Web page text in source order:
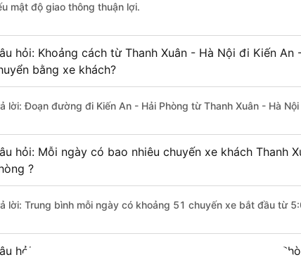
mật độ giao thông thuận lợi.
hỏi: Khoảng cách từ Thanh Xuân - Hà Nội đi Kiến
bằng xe khách?
lời: Đoạn đường đi Kiến An - Hải Phòng từ Thanh Xuân - Hà
hỏi: Mỗi ngày có bao nhiêu chuyến xe khách Thanh
?
lời: Trung bình mỗi ngày có khoảng 51 chuyến xe bắt đầu từ
hỏi: Nhà xe đi Thanh Xuân - Hà Nội Kiến An - Hải